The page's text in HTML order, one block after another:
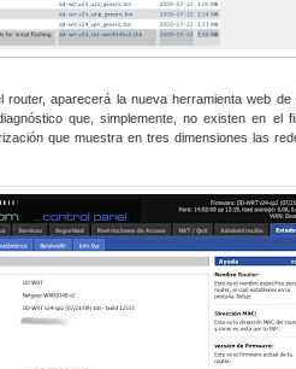
aparecerá la nueva herramienta web de
que, simplemente, no existen en el
que muestra en tres dimensiones las